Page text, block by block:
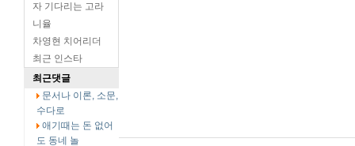
자 기다리는 고라
니율
차영현 치어리더
최근 인스타
최근댓글
문서나 이론, 소문,
수다로
애기때는 돈 없어
도 동네 놀